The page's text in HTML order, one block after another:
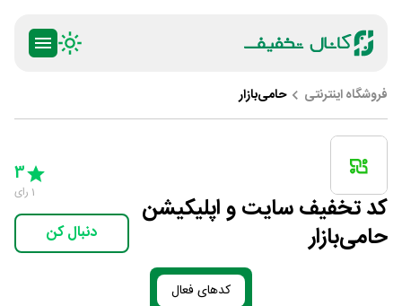
فروشگاه اینترنتی حامی‌بازار
کد تخفیف سایت و اپلیکیشن
حامی‌بازار
5 Stars
3
1 رای
دنبال کن
کدهای فعال